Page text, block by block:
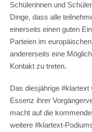
Schülerinnen und
Dinge, dass alle
einerseits einen guten
Parteien im
andererseits eine
Kontakt zu treten.
Das diesjährige #klartext
Essenz ihrer
macht auf die
weitere #klartext-